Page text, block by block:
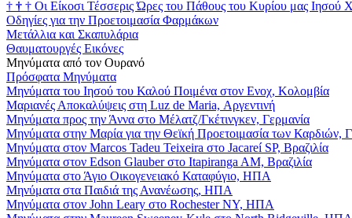
† † † Οι Είκοσι Τέσσερις Ώρες του Πάθους του Κυρίου μας Ιησού
Οδηγίες για την Προετοιμασία Φαρμάκων
Μετάλλια και Σκαπυλάρια
Θαυματουργές Εικόνες
Μηνύματα από τον Ουρανό
Πρόσφατα Μηνύματα
Μηνύματα του Ιησού του Καλού Ποιμένα στον Ενοχ, Κολομβία
Μαριανές Αποκαλύψεις στη Luz de Maria, Αργεντινή
Μηνύματα προς την Άννα στο Μέλατζ/Γκέτινγκεν, Γερμανία
Μηνύματα στην Μαρία για την Θεϊκή Προετοιμασία των Καρδιών,
Μηνύματα στον Marcos Tadeu Teixeira στο Jacareí SP, Βραζιλία
Μηνύματα στον Edson Glauber στο Itapiranga AM, Βραζιλία
Μηνύματα στο Άγιο Οικογενειακό Καταφύγιο, ΗΠΑ
Μηνύματα στα Παιδιά της Ανανέωσης, ΗΠΑ
Μηνύματα στον John Leary στο Rochester NY, ΗΠΑ